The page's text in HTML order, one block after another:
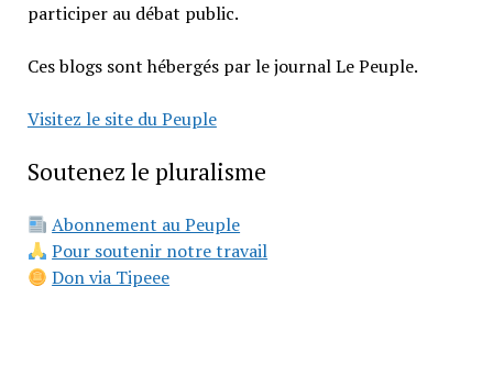
participer au débat public.
Ces blogs sont hébergés par le journal Le Peuple.
Visitez le site du Peuple
Soutenez le pluralisme
Abonnement au Peuple
Pour soutenir notre travail
Don via Tipeee